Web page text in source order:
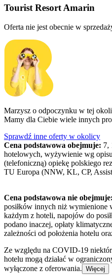
Tourist Resort Amarin
Oferta nie jest obecnie w
Marzysz o odpoczynku w tej
Mamy dla Ciebie wiele innych
Sprawdź inne oferty w okolicy
Cena podstawowa obejmuje: 7,
hotelowych, wyżywienie wg
(telefoniczną) opiekę polskiego
TU Europa (NNW, KL, CP,
Cena podstawowa nie obejmuje:
posiłków innych niż
każdym z hoteli, napojów do
podano inaczej, opłaty
zależności od położenia hotelu
Ze względu na COVID-19
hotelu mogą działać w
wyłączone z oferowania. Więcej